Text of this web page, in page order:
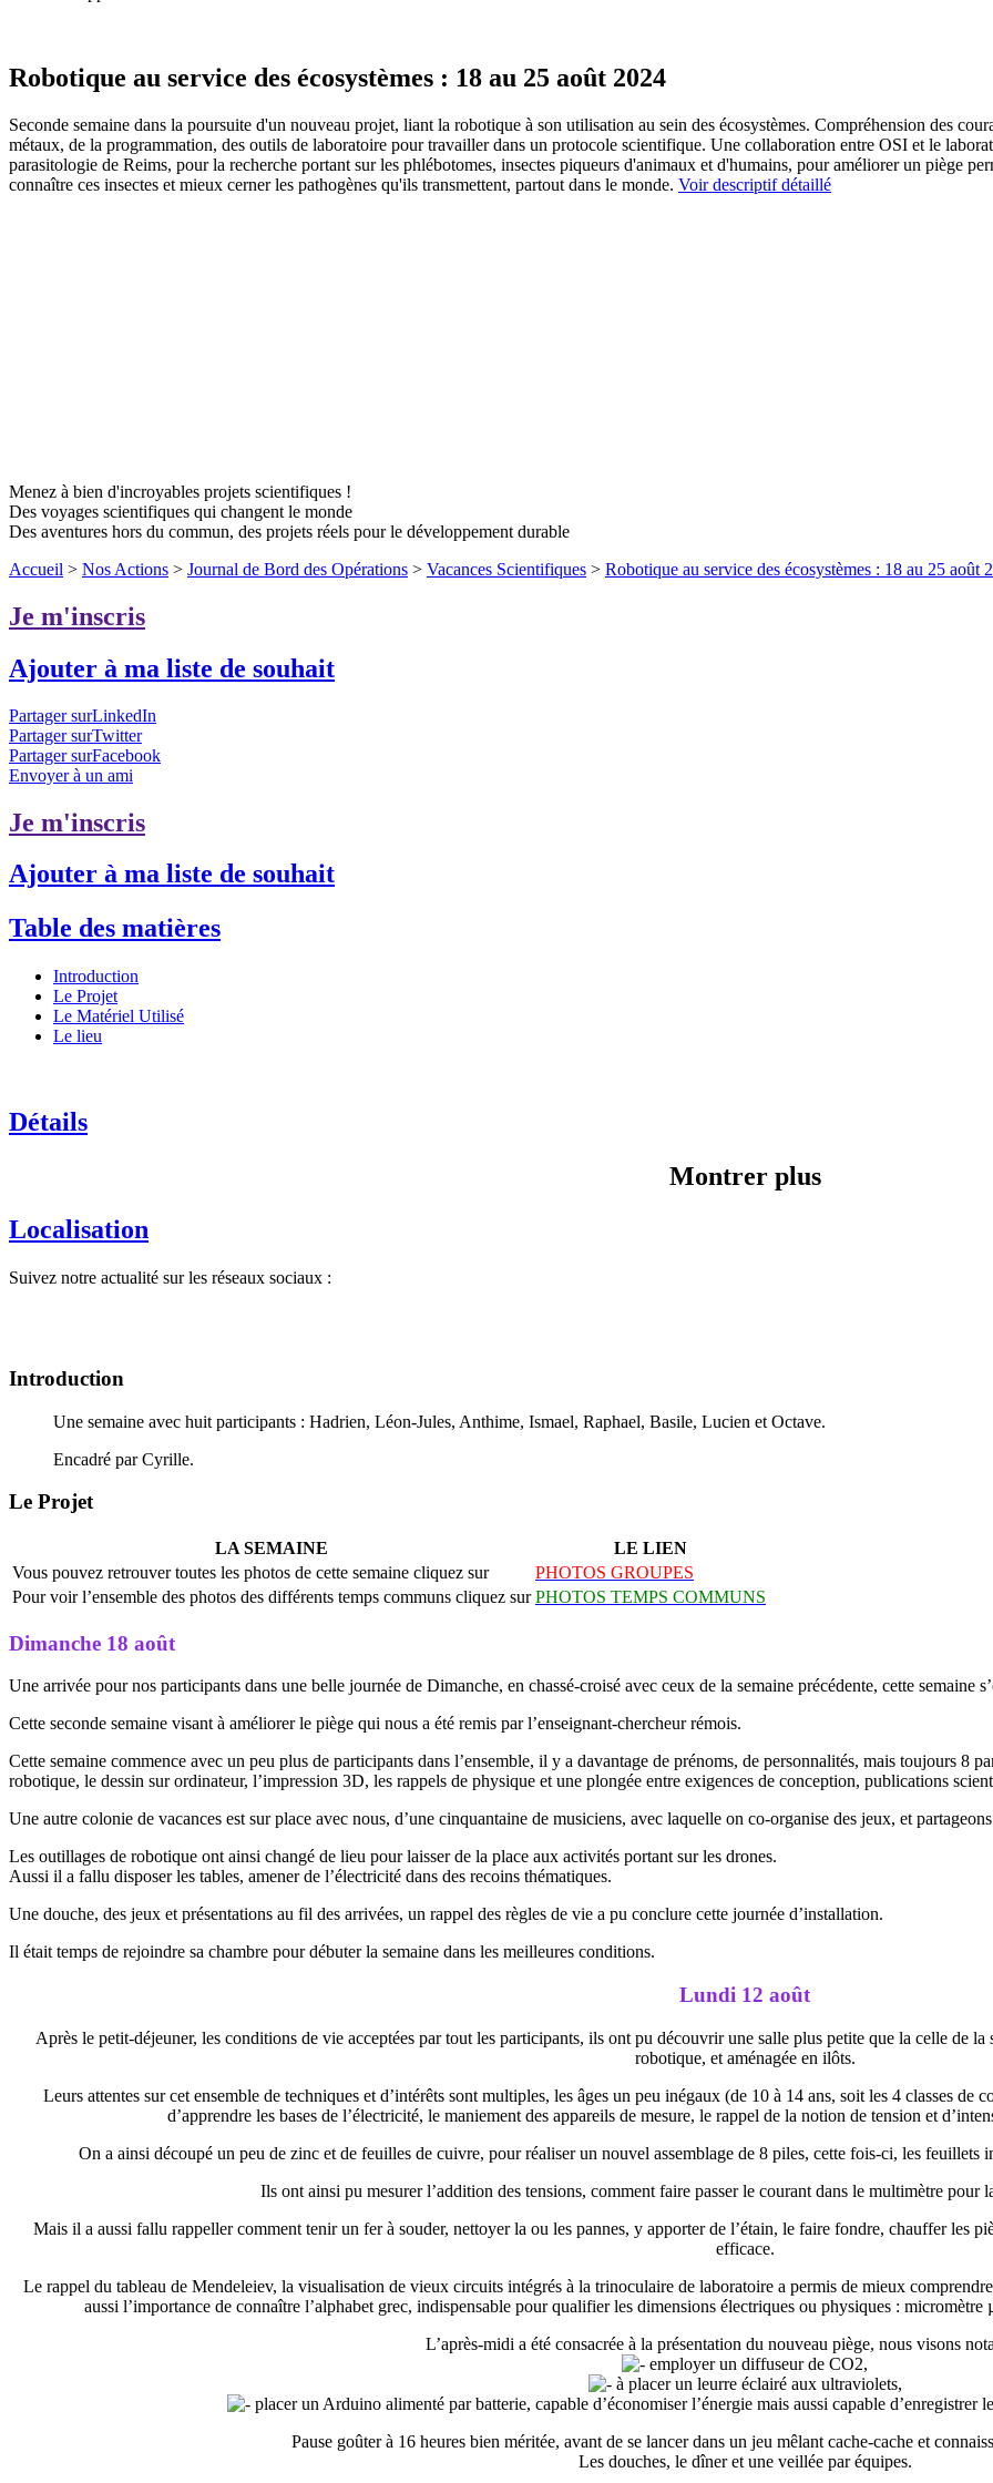
Robotique au service des écosystèmes : 18 au 25 août 2024
Seconde semaine dans la poursuite d'un nouveau projet, liant la robotique à son utilisation au sein des écosystèmes. Compréhension des
métaux, de la programmation, des outils de laboratoire pour travailler dans un protocole scientifique. Une collaboration entre OSI et le
parasitologie de Reims, pour la recherche portant sur les phlébotomes, insectes piqueurs d'animaux et d'humains, pour améliorer un piège
connaître ces insectes et mieux cerner les pathogènes qu'ils transmettent, partout dans le monde. Voir descriptif détaillé
Menez à bien d'incroyables projets scientifiques !
Des voyages scientifiques qui changent le monde
Des aventures hors du commun, des projets réels pour le développement durable
Accueil > Nos Actions > Journal de Bord des Opérations > Vacances Scientifiques > Robotique au service des écosystèmes : 18 au 25 août
Je m'inscris
Ajouter à ma liste de souhait
Partager surLinkedIn
Partager surTwitter
Partager surFacebook
Envoyer à un ami
Je m'inscris
Ajouter à ma liste de souhait
Table des matières
Introduction
Le Projet
Le Matériel Utilisé
Le lieu
Détails
Montrer plus
Localisation
Suivez notre actualité sur les réseaux sociaux :
Introduction
Une semaine avec huit participants : Hadrien, Léon-Jules, Anthime, Ismael, Raphael, Basile, Lucien et Octave.
Encadré par Cyrille.
Le Projet
LA SEMAINE
LE LIEN
Vous pouvez retrouver toutes les photos de cette semaine cliquez sur
PHOTOS GROUPES
Pour voir l’ensemble des photos des différents temps communs cliquez sur PHOTOS TEMPS COMMUNS
Dimanche 18 août
Une arrivée pour nos participants dans une belle journée de Dimanche, en chassé-croisé avec ceux de la semaine précédente, cette semaine
Cette seconde semaine visant à améliorer le piège qui nous a été remis par l’enseignant-chercheur rémois.
Cette semaine commence avec un peu plus de participants dans l’ensemble, il y a davantage de prénoms, de personnalités, mais toujours 8
robotique, le dessin sur ordinateur, l’impression 3D, les rappels de physique et une plongée entre exigences de conception, publications
Une autre colonie de vacances est sur place avec nous, d’une cinquantaine de musiciens, avec laquelle on co-organise des jeux, et
Les outillages de robotique ont ainsi changé de lieu pour laisser de la place aux activités portant sur les drones.
Aussi il a fallu disposer les tables, amener de l’électricité dans des recoins thématiques.
Une douche, des jeux et présentations au fil des arrivées, un rappel des règles de vie a pu conclure cette journée d’installation.
Il était temps de rejoindre sa chambre pour débuter la semaine dans les meilleures conditions.
Lundi 12 août
Après le petit-déjeuner, les conditions de vie acceptées par tout les participants, ils ont pu découvrir une salle plus petite que la celle de
robotique, et aménagée en ilôts.
Leurs attentes sur cet ensemble de techniques et d’intérêts sont multiples, les âges un peu inégaux (de 10 à 14 ans, soit les 4 classes de
d’apprendre les bases de l’électricité, le maniement des appareils de mesure, le rappel de la notion de tension et
On a ainsi découpé un peu de zinc et de feuilles de cuivre, pour réaliser un nouvel assemblage de 8 piles, cette fois-ci, les feuillets
Ils ont ainsi pu mesurer l’addition des tensions, comment faire passer le courant dans le multimètre pour
Mais il a aussi fallu rappeller comment tenir un fer à souder, nettoyer la ou les pannes, y apporter de l’étain, le faire fondre, chauffer les
efficace.
Le rappel du tableau de Mendeleiev, la visualisation de vieux circuits intégrés à la trinoculaire de laboratoire a permis de mieux
aussi l’importance de connaître l’alphabet grec, indispensable pour qualifier les dimensions électriques ou physiques :
L’après-midi a été consacrée à la présentation du nouveau piège, nous visons
employer un diffuseur de CO2,
à placer un leurre éclairé aux ultraviolets,
placer un Arduino alimenté par batterie, capable d’économiser l’énergie mais aussi capable d’enregistrer
Pause goûter à 16 heures bien méritée, avant de se lancer dans un jeu mêlant cache-cache et
Les douches, le dîner et une veillée par équipes.